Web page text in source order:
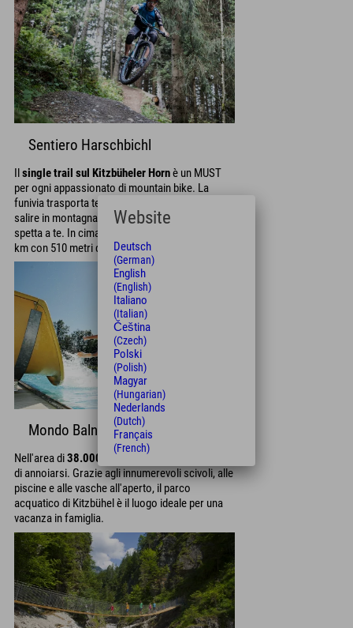
Sentiero Harschbichl
Ilsingle trail sul Kitzbüheler Hornè un MUST
per ogni appassionato di mountain bike. La
funivia trasporta te e la tua bicicletta oppure puoi
salire in montagna in bicicletta. La decisione
spetta a te. In cima vi aspetta una discesa di 4,3
km con 510 metri di dislivello e difficoltà media.
Mondo Balneare Panorama
Nell'area di38.000 mq
non c'è alcuna possibilità
di annoiarsi. Grazie agli innumerevoli scivoli, alle
piscine e alle vasche all'aperto, il parco
acquatico di Kitzbühel è il luogo ideale per una
vacanza in famiglia.
Website
Deutsch
(German)
English
(English)
Italiano
(Italian)
Čeština
(Czech)
Polski
(Polish)
Magyar
(Hungarian)
Nederlands
(Dutch)
Français
(French)